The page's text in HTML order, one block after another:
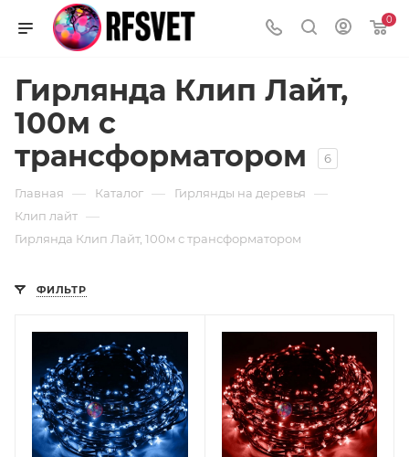
0
Гирлянда Клип Лайт,
100м с
трансформатором
6
Главная — Каталог — Гирлянды на деревья —
Клип лайт —
Гирлянда Клип Лайт, 100м с трансформатором
ФИЛЬТР